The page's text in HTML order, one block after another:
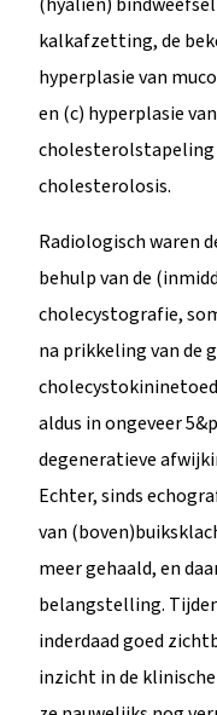
kalkafzetting, de
hyperplasie van
en (c) hyperplasie
cholesterolstapeling
cholesterolosis.
Radiologisch waren
behulp van de
cholecystografie,
na prikkeling van de
aldus in ongeveer
degeneratieve
Echter, sinds
van
meer gehaald, en
belangstelling.
inderdaad goed
inzicht in de